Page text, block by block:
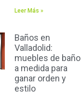
Leer Más »
Baños en
Valladolid:
muebles de baño
a medida para
ganar orden y
estilo